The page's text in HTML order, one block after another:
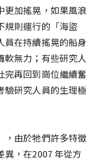
更加搖晃，如果風浪
規則運行的「海盜
員在持續搖晃的船身
軟無力；有些研究人
完再回到崗位繼續奮
驗研究人員的生理極
，由於牠們許多特徵
異，在2007 年從方